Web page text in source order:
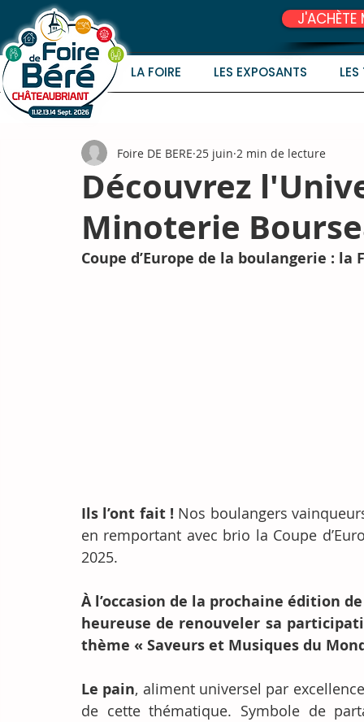
J'ACHÈTE
LA FOIRE LES EXPOSANTS
Découvrez
Minoterie
Foire DE BERE 25 juin 2 min de lecture
Coupe d’Europe de la boulangerie :
Ils l’ont fait ! Nos boulangers
en remportant avec brio la Coupe
2025.
À l’occasion de la prochaine édition
heureuse de renouveler sa
thème « Saveurs et Musiques du
Le pain, aliment universel par
de cette thématique. Symbole de